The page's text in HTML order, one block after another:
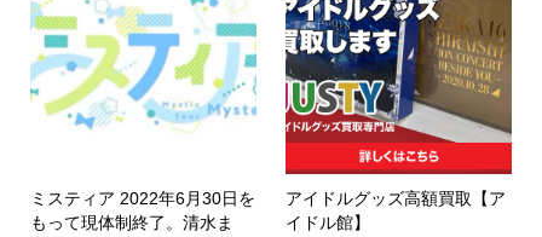
ミスティア 2022年6月30日を
もって現体制終了。清水ま
アイドルグッズ高額買取【ア
イドル館】